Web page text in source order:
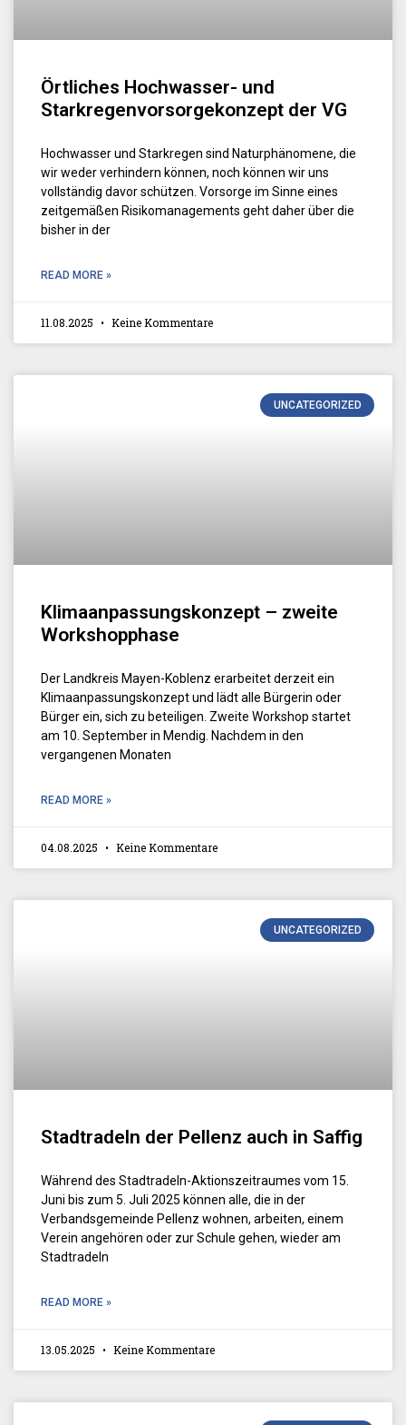
Örtliches Hochwasser- und
Starkregenvorsorgekonzept der VG
Hochwasser und Starkregen sind Naturphänomene, die
wir weder verhindern können, noch können wir uns
vollständig davor schützen. Vorsorge im Sinne eines
zeitgemäßen Risikomanagements geht daher über die
bisher in der
READ MORE »
11.08.2025 Keine Kommentare
UNCATEGORIZED
Klimaanpassungskonzept – zweite
Workshopphase
Der Landkreis Mayen-Koblenz erarbeitet derzeit ein
Klimaanpassungskonzept und lädt alle Bürgerin oder
Bürger ein, sich zu beteiligen. Zweite Workshop startet
am 10. September in Mendig. Nachdem in den
vergangenen Monaten
READ MORE »
04.08.2025 Keine Kommentare
UNCATEGORIZED
Stadtradeln der Pellenz auch in Saffig
Während des Stadtradeln-Aktionszeitraumes vom 15.
Juni bis zum 5. Juli 2025 können alle, die in der
Verbandsgemeinde Pellenz wohnen, arbeiten, einem
Verein angehören oder zur Schule gehen, wieder am
Stadtradeln
READ MORE »
13.05.2025 Keine Kommentare